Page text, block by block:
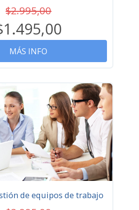
$2.995,00
MÁS INFO
de equipos de trabajo